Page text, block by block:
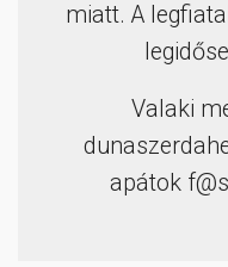
miatt. A
Valaki
apátok